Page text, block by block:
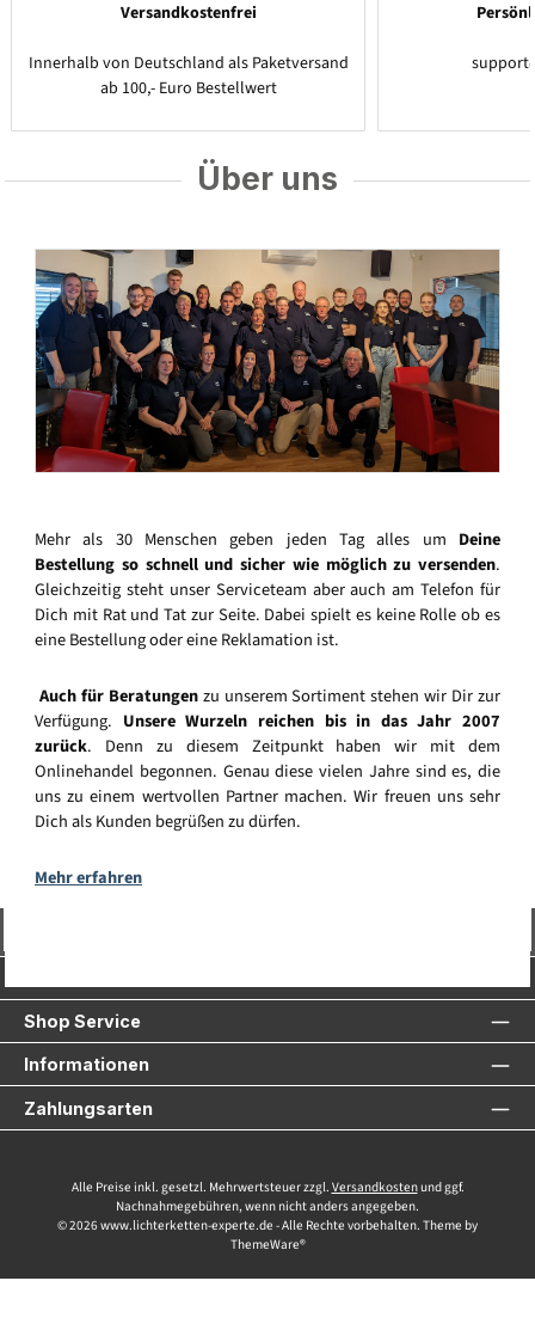
Versandkostenfrei
Innerhalb von Deutschland als Paketversand
ab 100,- Euro Bestellwert
Über uns
Mehr als 30 Menschen geben jeden Tag alles um Deine
Bestellung so schnell und sicher wie möglich zu versenden.
Gleichzeitig steht unser Serviceteam aber auch am Telefon für
Dich mit Rat und Tat zur Seite. Dabei spielt es keine Rolle ob es
eine Bestellung oder eine Reklamation ist.
Auch für Beratungenzu unserem Sortiment stehen wir Dir zur
Verfügung. Unsere Wurzeln reichen bis in das Jahr 2007
zurück. Denn zu diesem Zeitpunkt haben wir mit dem
Onlinehandel begonnen. Genau diese vielen Jahre sind es, die
uns zu einem wertvollen Partner machen. Wir freuen uns sehr
Dich als Kunden begrüßen zu dürfen.
Mehr erfahren
Shop Service
Informationen
Zahlungsarten
Alle Preise inkl. gesetzl. Mehrwertsteuer zzgl. Versandkostenund ggf.
Nachnahmegebühren, wenn nicht anders angegeben.
© 2026 www.lichterketten-experte.de - Alle Rechte vorbehalten. Theme by
ThemeWare®